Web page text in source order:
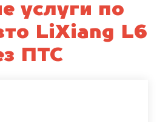
услуги по
LiXiang L6
ПТС